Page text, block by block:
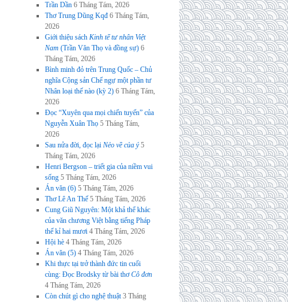
Trần Dần 6 Tháng Tám, 2026
Thơ Trung Dũng Kqđ 6 Tháng Tám,
2026
Giới thiệu sách Kinh tế tư nhân Việt
Nam (Trần Văn Thọ và đồng sự) 6
Tháng Tám, 2026
Bình minh đỏ trên Trung Quốc – Chủ
nghĩa Cộng sản Chế ngự một phần tư
Nhân loại thế nào (kỳ 2) 6 Tháng Tám,
2026
Đọc “Xuyên qua mọi chiến tuyến” của
Nguyễn Xuân Thọ 5 Tháng Tám,
2026
Sau nửa đời, đọc lại Nẻo về của ý 5
Tháng Tám, 2026
Henri Bergson – triết gia của niềm vui
sống 5 Tháng Tám, 2026
Án văn (6) 5 Tháng Tám, 2026
Thơ Lê An Thế 5 Tháng Tám, 2026
Cung Giũ Nguyên: Một khả thể khác
của văn chương Việt bằng tiếng Pháp
thế kỉ hai mươi 4 Tháng Tám, 2026
Hội hè 4 Tháng Tám, 2026
Án văn (5) 4 Tháng Tám, 2026
Khi thực tại trở thành đức tin cuối
cùng: Đọc Brodsky từ bài thơCô đơn
4 Tháng Tám, 2026
Còn chút gì cho nghệ thuật 3 Tháng